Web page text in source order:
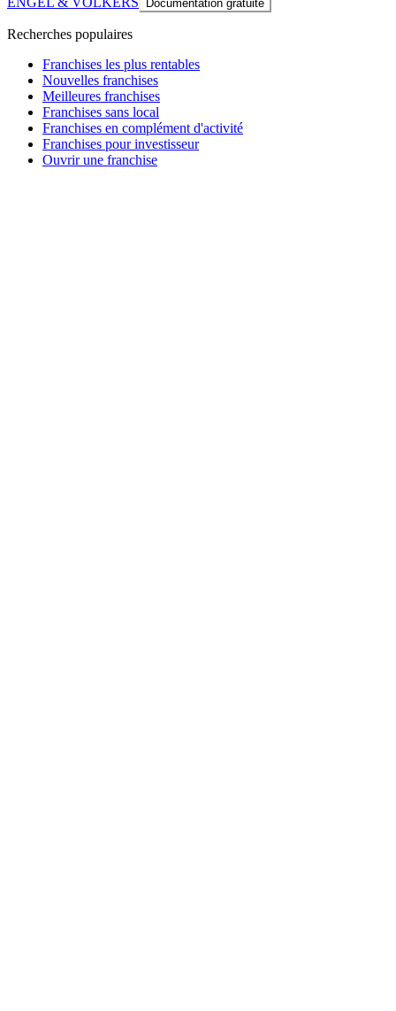
Documentation gratuite
Recherches populaires
Franchises les plus rentables
Nouvelles franchises
Meilleures franchises
Franchises sans local
Franchises en complément d'activité
Franchises pour investisseur
Ouvrir une franchise